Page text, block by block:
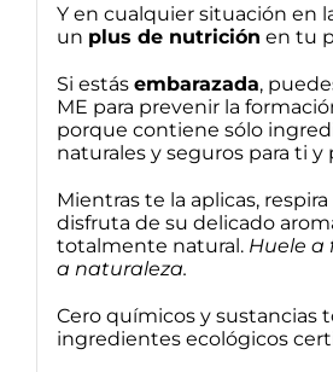
Y en cualquier situación en
un plus de nutrición en tu
Si estás embarazada,
ME para prevenir la
porque contiene sólo
naturales y seguros para ti y
Mientras te la aplicas,
disfruta de su delicado
totalmente natural. Huele a
a naturaleza.
Cero químicos y sustancias
ingredientes ecológicos